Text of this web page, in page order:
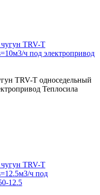
TRV-T односедельный
Теплосила